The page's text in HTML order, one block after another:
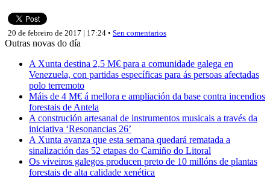
20 de febreiro de 2017 | 17:24 • Sen comentarios
Outras novas do día
A Xunta destina 2,5 M€ para a comunidade galega en
Venezuela, con partidas específicas para ás persoas afectadas
polo terremoto
Máis de 4 M€ á mellora e ampliación da base contra incendios
forestais de Antela
A construción artesanal de instrumentos musicais a través da
iniciativa ‘Resonancias 26’
A Xunta avanza que esta semana quedará rematada a
sinalización das 52 etapas do Camiño do Litoral
Os viveiros galegos producen preto de 10 millóns de plantas
forestais de alta calidade xenética